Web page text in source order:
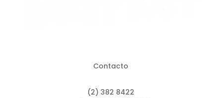
Contacto
(2) 382 8422